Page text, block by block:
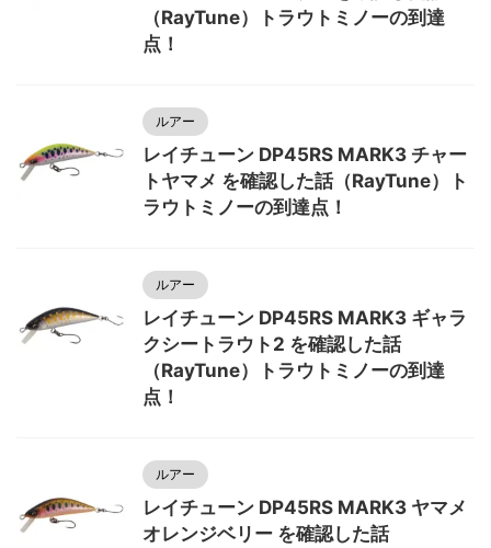
（RayTune）トラウトミノーの到達
点！
ルアー
レイチューン DP45RS MARK3 チャー
トヤマメ を確認した話（RayTune）ト
ラウトミノーの到達点！
ルアー
レイチューン DP45RS MARK3 ギャラ
クシートラウト2 を確認した話
（RayTune）トラウトミノーの到達
点！
ルアー
レイチューン DP45RS MARK3 ヤマメ
オレンジベリー を確認した話